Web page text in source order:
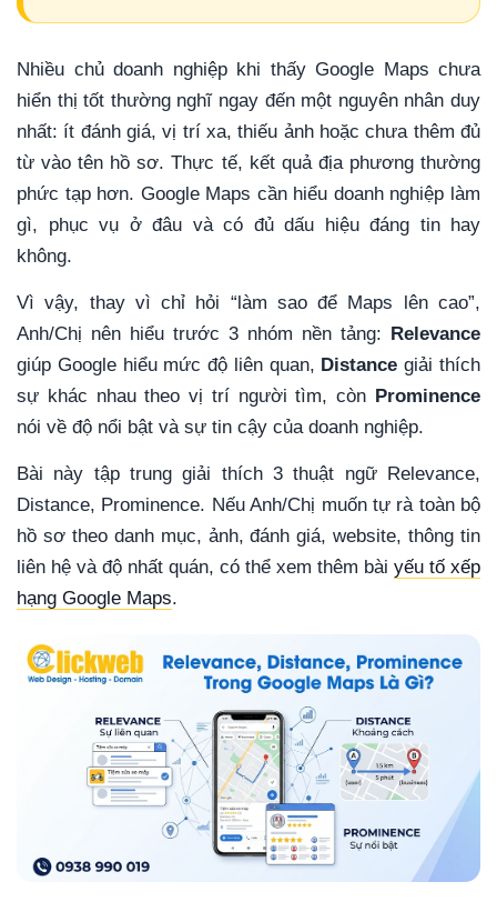
Nhiều chủ doanh nghiệp khi thấy Google Maps chưa
hiển thị tốt thường nghĩ ngay đến một nguyên nhân duy
nhất: ít đánh giá, vị trí xa, thiếu ảnh hoặc chưa thêm đủ
từ vào tên hồ sơ. Thực tế, kết quả địa phương thường
phức tạp hơn. Google Maps cần hiểu doanh nghiệp làm
gì, phục vụ ở đâu và có đủ dấu hiệu đáng tin hay
không.
Vì vậy, thay vì chỉ hỏi “làm sao để Maps lên cao”,
Anh/Chị nên hiểu trước 3 nhóm nền tảng: Relevance
giúp Google hiểu mức độ liên quan, Distance giải thích
sự khác nhau theo vị trí người tìm, còn Prominence
nói về độ nổi bật và sự tin cậy của doanh nghiệp.
Bài này tập trung giải thích 3 thuật ngữ Relevance,
Distance, Prominence. Nếu Anh/Chị muốn tự rà toàn bộ
hồ sơ theo danh mục, ảnh, đánh giá, website, thông tin
liên hệ và độ nhất quán, có thể xem thêm bài yếu tố xếp
hạng Google Maps.